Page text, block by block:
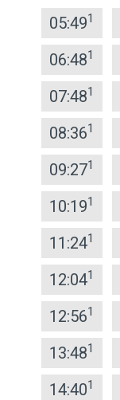
05:491
06:481
07:481
08:361
09:271
10:191
11:241
12:041
12:561
13:481
14:401